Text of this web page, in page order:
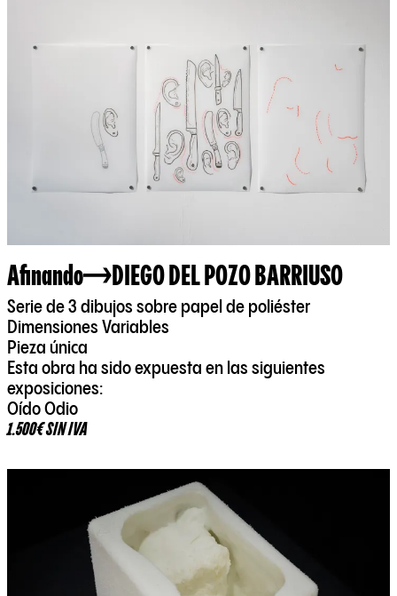
Afinando DIEGO DEL POZO BARRIUSO
Serie de 3 dibujos sobre papel de poliéster
Dimensiones Variables
Pieza única
Esta obra ha sido expuesta en las siguientes
exposiciones:
Oído Odio
1.500€ SIN IVA